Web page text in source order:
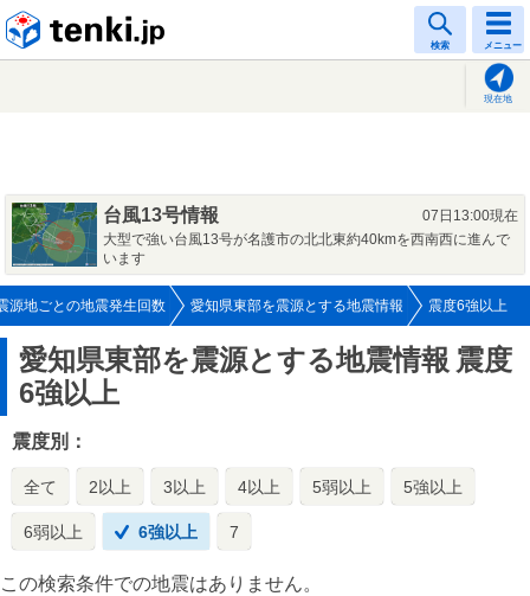
検索 メニュー
現在地
台風13号情報
07日13:00現在
大型で強い台風13号が名護市の北北東約40kmを西南西に進んで
います
源地ごとの地震発生回数 愛知県東部を震源とする地震情報 震度6強以上
愛知県東部を震源とする地震情報 震度
6強以上
震度別：
全て 2以上 3以上 4以上 5弱以上 5強以上
6弱以上 6強以上 7
この検索条件での地震はありません。